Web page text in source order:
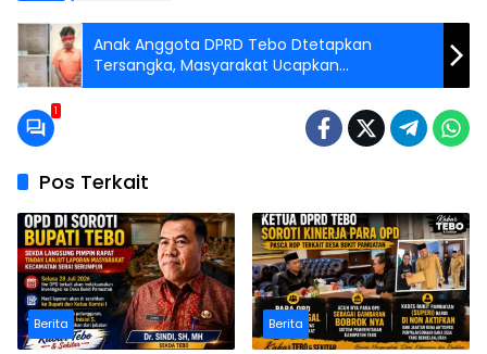
Anak Anggota DPRD Tebo Dtetapkan
Tersangka, Masyarakat Ucapkan
Terimakasih Kepada Kepolisian
1
Pos Terkait
Berita Berita